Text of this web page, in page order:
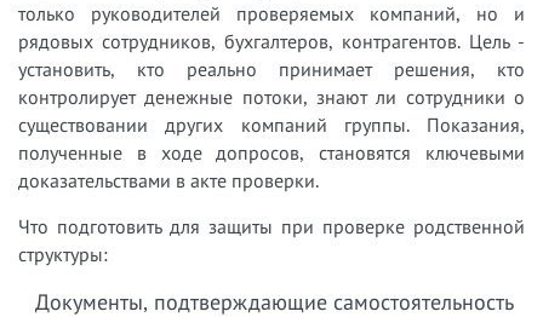
только руководителей проверяемых компаний, но и
рядовых сотрудников, бухгалтеров, контрагентов. Цель -
установить, кто реально принимает решения, кто
контролирует денежные потоки, знают ли сотрудники о
существовании других компаний группы. Показания,
полученные в ходе допросов, становятся ключевыми
доказательствами в акте проверки.
Что подготовить для защиты при проверке родственной
структуры:
Документы, подтверждающие самостоятельность